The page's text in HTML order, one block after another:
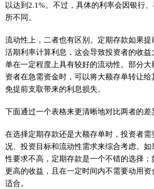
以达到2.1%。不过，具体的利率会因银行
所不同。
流动性上，二者也有区别。定期存款如果
活期利率计算利息，这会导致投资者的收
单在一定程度上具有较好的流动性。部分
资者在急需资金时，可以将大额存单转让
免提前支取带来的利息损失。
下面通过一个表格来更清晰地对比两者的差
在选择定期存款还是大额存单时，投资者
况、投资目标和流动性需求来综合考虑。
性要求不高，定期存款是一个不错的选择
更高的收益，且在一定时间内不需要动用
适合。